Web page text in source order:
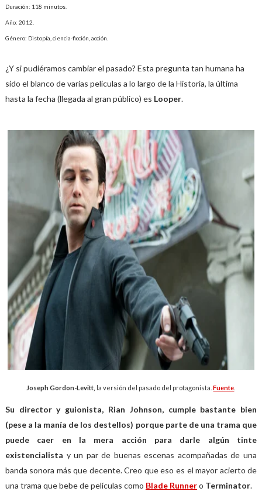
Duración: 118 minutos.
Año: 2012.
Género: Distopía, ciencia-ficción, acción.
¿Y si pudiéramos cambiar el pasado? Esta pregunta tan humana ha
sido el blanco de varias películas a lo largo de la Historia, la última
hasta la fecha (llegada al gran público) es Looper.
Joseph Gordon-Levitt, la versión del pasado del protagonista.Fuente
Su director y guionista, Rian Johnson, cumple bastante bien
(pese a la manía de los destellos) porque parte de una trama que
puede caer en la mera acción para darle algún tinte
existencialista y un par de buenas escenas acompañadas de una
banda sonora más que decente. Creo que eso es el mayor acierto de
una trama que bebe de películas como Blade Runnero Terminator.